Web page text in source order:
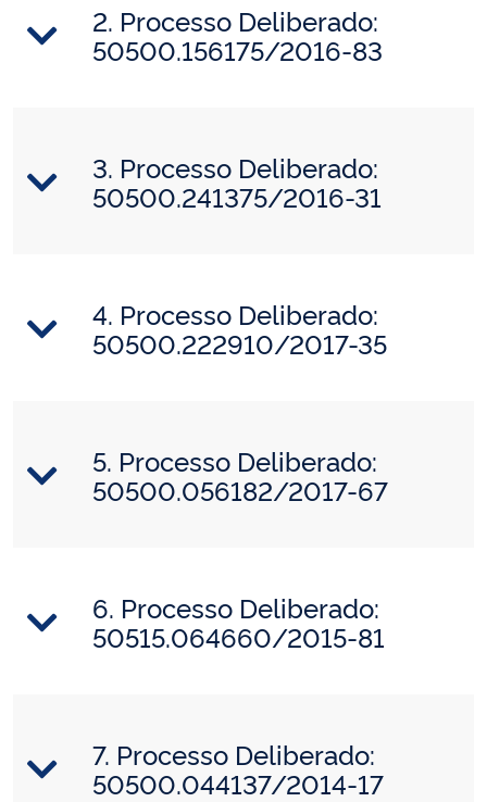
2. Processo Deliberado:
50500.156175/2016-83
3. Processo Deliberado:
50500.241375/2016-31
4. Processo Deliberado:
50500.222910/2017-35
5. Processo Deliberado:
50500.056182/2017-67
6. Processo Deliberado:
50515.064660/2015-81
7. Processo Deliberado:
50500.044137/2014-17